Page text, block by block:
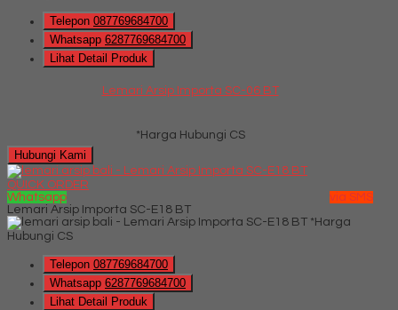
Telepon 087769684700
Whatsapp 6287769684700
Lihat Detail Produk
Lemari Arsip Importa SC-06 BT
*Harga Hubungi CS
Hubungi Kami
QUICK ORDER
Whatsapp
via SMS
Lemari Arsip Importa SC-E18 BT
*Harga
Hubungi CS
Telepon 087769684700
Whatsapp 6287769684700
Lihat Detail Produk